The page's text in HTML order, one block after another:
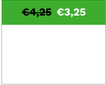
€3,25
€4,25